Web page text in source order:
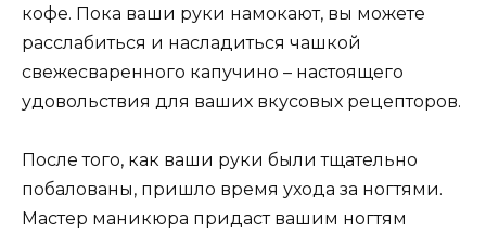
кофе. Пока ваши руки намокают, вы можете
расслабиться и насладиться чашкой
свежесваренного капучино – настоящего
удовольствия для ваших вкусовых рецепторов.
После того, как ваши руки были тщательно
побалованы, пришло время ухода за ногтями.
Мастер маникюра придаст вашим ногтям